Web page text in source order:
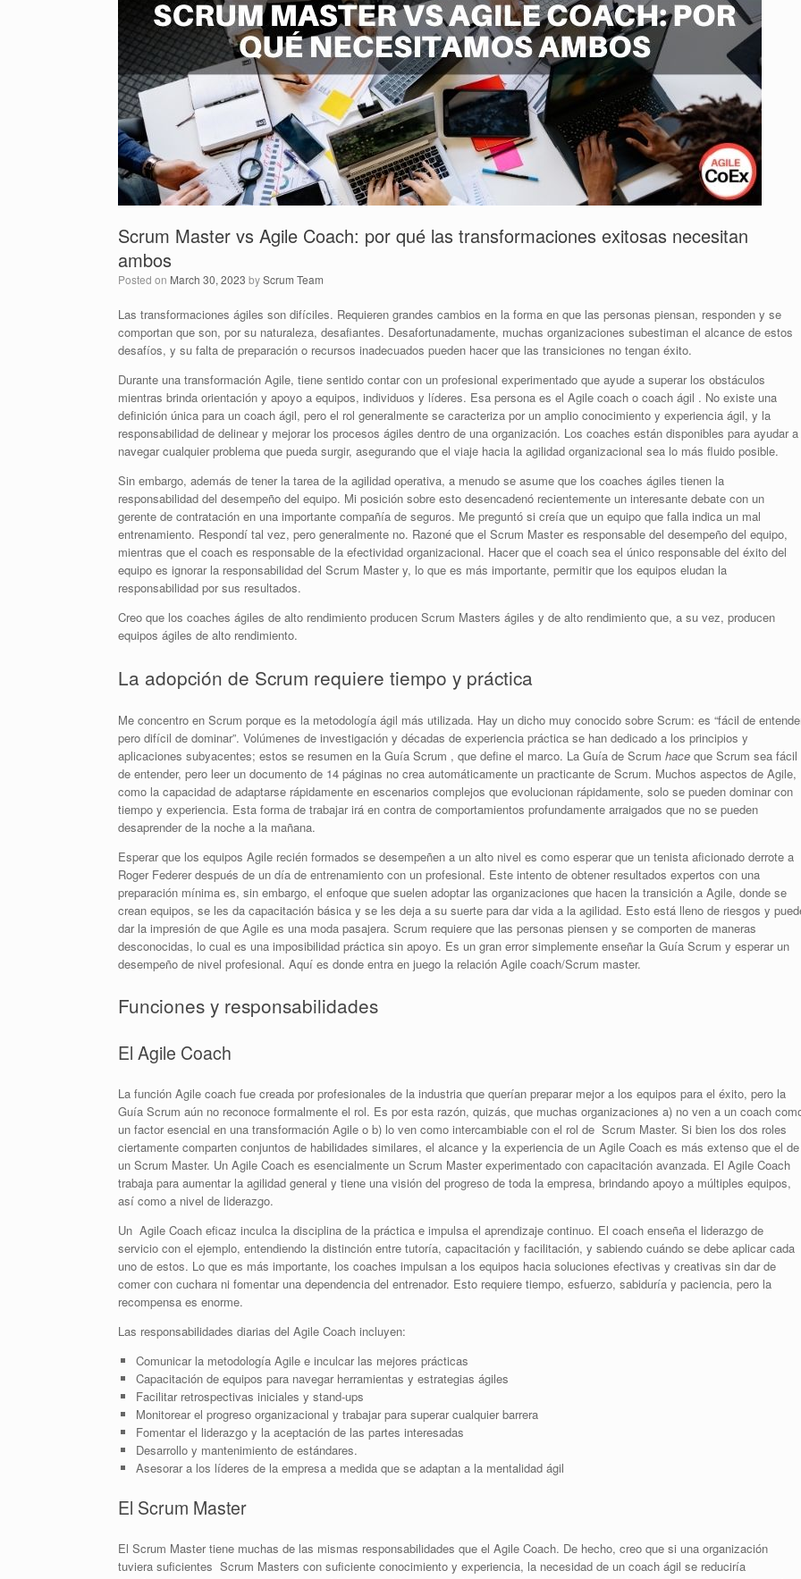
Scrum Master vs Agile Coach: por qué las transformaciones exitosas necesitan
ambos
Posted on March 30, 2023 byScrum Team
Las transformaciones ágiles son difíciles. Requieren grandes cambios en la forma en que las personas piensan, responden y se
comportan que son, por su naturaleza, desafiantes. Desafortunadamente, muchas organizaciones subestiman el alcance de estos
desafíos, y su falta de preparación o recursos inadecuados pueden hacer que las transiciones no tengan éxito.
Durante una transformación Agile, tiene sentido contar con un profesional experimentado que ayude a superar los obstáculos
mientras brinda orientación y apoyo a equipos, individuos y líderes. Esa persona es el Agile coach o coach ágil . No existe una
definición única para un coach ágil, pero el rol generalmente se caracteriza por un amplio conocimiento y experiencia ágil, y la
responsabilidad de delinear y mejorar los procesos ágiles dentro de una organización. Los coaches están disponibles para ayudar a
navegar cualquier problema que pueda surgir, asegurando que el viaje hacia la agilidad organizacional sea lo más fluido posible.
Sin embargo, además de tener la tarea de la agilidad operativa, a menudo se asume que los coaches ágiles tienen la
responsabilidad del desempeño del equipo. Mi posición sobre esto desencadenó recientemente un interesante debate con un
gerente de contratación en una importante compañía de seguros. Me preguntó si creía que un equipo que falla indica un mal
entrenamiento. Respondí tal vez, pero generalmente no. Razoné que el Scrum Master es responsable del desempeño del equipo,
mientras que el coach es responsable de la efectividad organizacional. Hacer que el coach sea el único responsable del éxito del
equipo es ignorar la responsabilidad del Scrum Master y, lo que es más importante, permitir que los equipos eludan la
responsabilidad por sus resultados.
Creo que los coaches ágiles de alto rendimiento producen Scrum Masters ágiles y de alto rendimiento que, a su vez, producen
equipos ágiles de alto rendimiento.
La adopción de Scrum requiere tiempo y práctica
Me concentro en Scrum porque es la metodología ágil más utilizada. Hay un dicho muy conocido sobre Scrum: es “fácil de
pero difícil de dominar”. Volúmenes de investigación y décadas de experiencia práctica se han dedicado a los principios y
aplicaciones subyacentes; estos se resumen en la Guía Scrum , que define el marco. La Guía de Scrum hace que Scrum sea fácil
de entender, pero leer un documento de 14 páginas no crea automáticamente un practicante de Scrum. Muchos aspectos de Agile,
como la capacidad de adaptarse rápidamente en escenarios complejos que evolucionan rápidamente, solo se pueden dominar con
tiempo y experiencia. Esta forma de trabajar irá en contra de comportamientos profundamente arraigados que no se pueden
desaprender de la noche a la mañana.
Esperar que los equipos Agile recién formados se desempeñen a un alto nivel es como esperar que un tenista aficionado derrote a
Roger Federer después de un día de entrenamiento con un profesional. Este intento de obtener resultados expertos con una
preparación mínima es, sin embargo, el enfoque que suelen adoptar las organizaciones que hacen la transición a Agile, donde se
crean equipos, se les da capacitación básica y se les deja a su suerte para dar vida a la agilidad. Esto está lleno de riesgos y
dar la impresión de que Agile es una moda pasajera. Scrum requiere que las personas piensen y se comporten de maneras
desconocidas, lo cual es una imposibilidad práctica sin apoyo. Es un gran error simplemente enseñar la Guía Scrum y esperar un
desempeño de nivel profesional. Aquí es donde entra en juego la relación Agile coach/Scrum master.
Funciones y responsabilidades
El Agile Coach
La función Agile coach fue creada por profesionales de la industria que querían preparar mejor a los equipos para el éxito, pero la
Guía Scrum aún no reconoce formalmente el rol. Es por esta razón, quizás, que muchas organizaciones a) no ven a un coach
un factor esencial en una transformación Agile o b) lo ven como intercambiable con el rol de Scrum Master. Si bien los dos roles
ciertamente comparten conjuntos de habilidades similares, el alcance y la experiencia de un Agile Coach es más extenso que el de
un Scrum Master. Un Agile Coach es esencialmente un Scrum Master experimentado con capacitación avanzada. El Agile Coach
trabaja para aumentar la agilidad general y tiene una visión del progreso de toda la empresa, brindando apoyo a múltiples equipos,
así como a nivel de liderazgo.
Un Agile Coach eficaz inculca la disciplina de la práctica e impulsa el aprendizaje continuo. El coach enseña el liderazgo de
servicio con el ejemplo, entendiendo la distinción entre tutoría, capacitación y facilitación, y sabiendo cuándo se debe aplicar cada
uno de estos. Lo que es más importante, los coaches impulsan a los equipos hacia soluciones efectivas y creativas sin dar de
comer con cuchara ni fomentar una dependencia del entrenador. Esto requiere tiempo, esfuerzo, sabiduría y paciencia, pero la
recompensa es enorme.
Las responsabilidades diarias del Agile Coach incluyen:
Comunicar la metodología Agile e inculcar las mejores prácticas
Capacitación de equipos para navegar herramientas y estrategias ágiles
Facilitar retrospectivas iniciales y stand-ups
Monitorear el progreso organizacional y trabajar para superar cualquier barrera
Fomentar el liderazgo y la aceptación de las partes interesadas
Desarrollo y mantenimiento de estándares.
Asesorar a los líderes de la empresa a medida que se adaptan a la mentalidad ágil
El Scrum Master
El Scrum Master tiene muchas de las mismas responsabilidades que el Agile Coach. De hecho, creo que si una organización
tuviera suficientes Scrum Masters con suficiente conocimiento y experiencia, la necesidad de un coach ágil se reduciría